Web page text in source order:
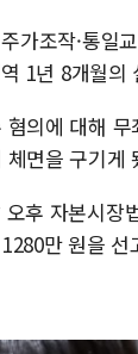
조작·통일
1년 8개월의
의에 대해
면을 구기게
후 자본시장
만 원을